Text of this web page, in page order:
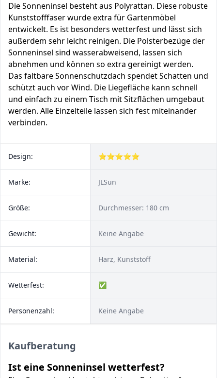
Die Sonneninsel besteht aus Polyrattan. Diese robuste
Kunststofffaser wurde extra für Gartenmöbel
entwickelt. Es ist besonders wetterfest und lässt sich
außerdem sehr leicht reinigen. Die Polsterbezüge der
Sonneninsel sind wasserabweisend, lassen sich
abnehmen und können so extra gereinigt werden.
Das faltbare Sonnenschutzdach spendet Schatten und
schützt auch vor Wind. Die Liegefläche kann schnell
und einfach zu einem Tisch mit Sitzflächen umgebaut
werden. Alle Einzelteile lassen sich fest miteinander
verbinden.
Design: ⭐⭐⭐⭐⭐
Marke: JLSun
Größe: Durchmesser: 180 cm
Gewicht: Keine Angabe
Material: Harz, Kunststoff
Wetterfest: ✅
Personenzahl: Keine Angabe
Kaufberatung
Ist eine Sonneninsel wetterfest?